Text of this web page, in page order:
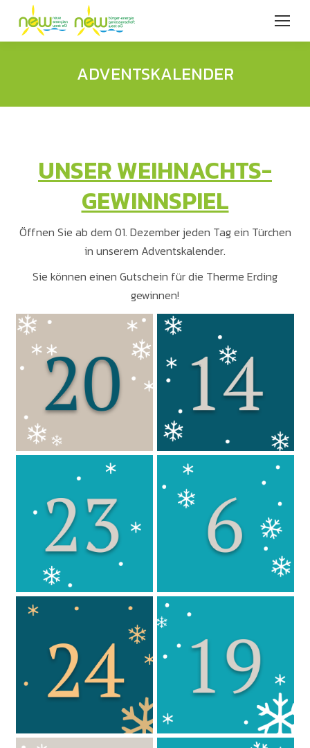
ADVENTSKALENDER
UNSER WEIHNACHTS-
GEWINNSPIEL
Öffnen Sie ab dem 01. Dezember jeden Tag ein Türchen
in unserem Adventskalender.
Sie können einen Gutschein für die Therme Erding
gewinnen!